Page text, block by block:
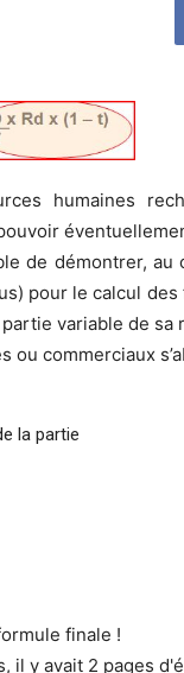
humaines
de démontrer,
pour le calcul
variable de sa
ou commerciaux
la partie
finale !
il y avait 2 pages